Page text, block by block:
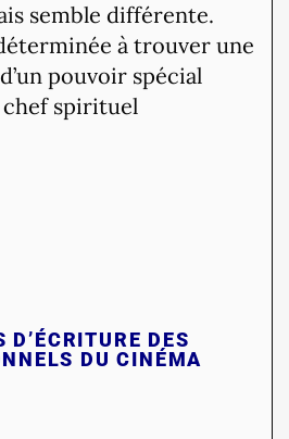
semble différente.
à trouver une
pouvoir spécial
spirituel
D’ÉCRITURE DES
DU CINÉMA